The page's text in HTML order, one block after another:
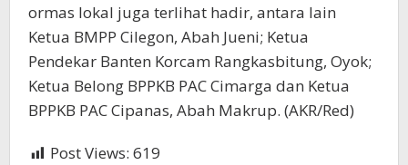
ormas lokal juga terlihat hadir, antara lain
Ketua BMPP Cilegon, Abah Jueni; Ketua
Pendekar Banten Korcam Rangkasbitung, Oyok;
Ketua Belong BPPKB PAC Cimarga dan Ketua
BPPKB PAC Cipanas, Abah Makrup. (AKR/Red)
Post Views: 619